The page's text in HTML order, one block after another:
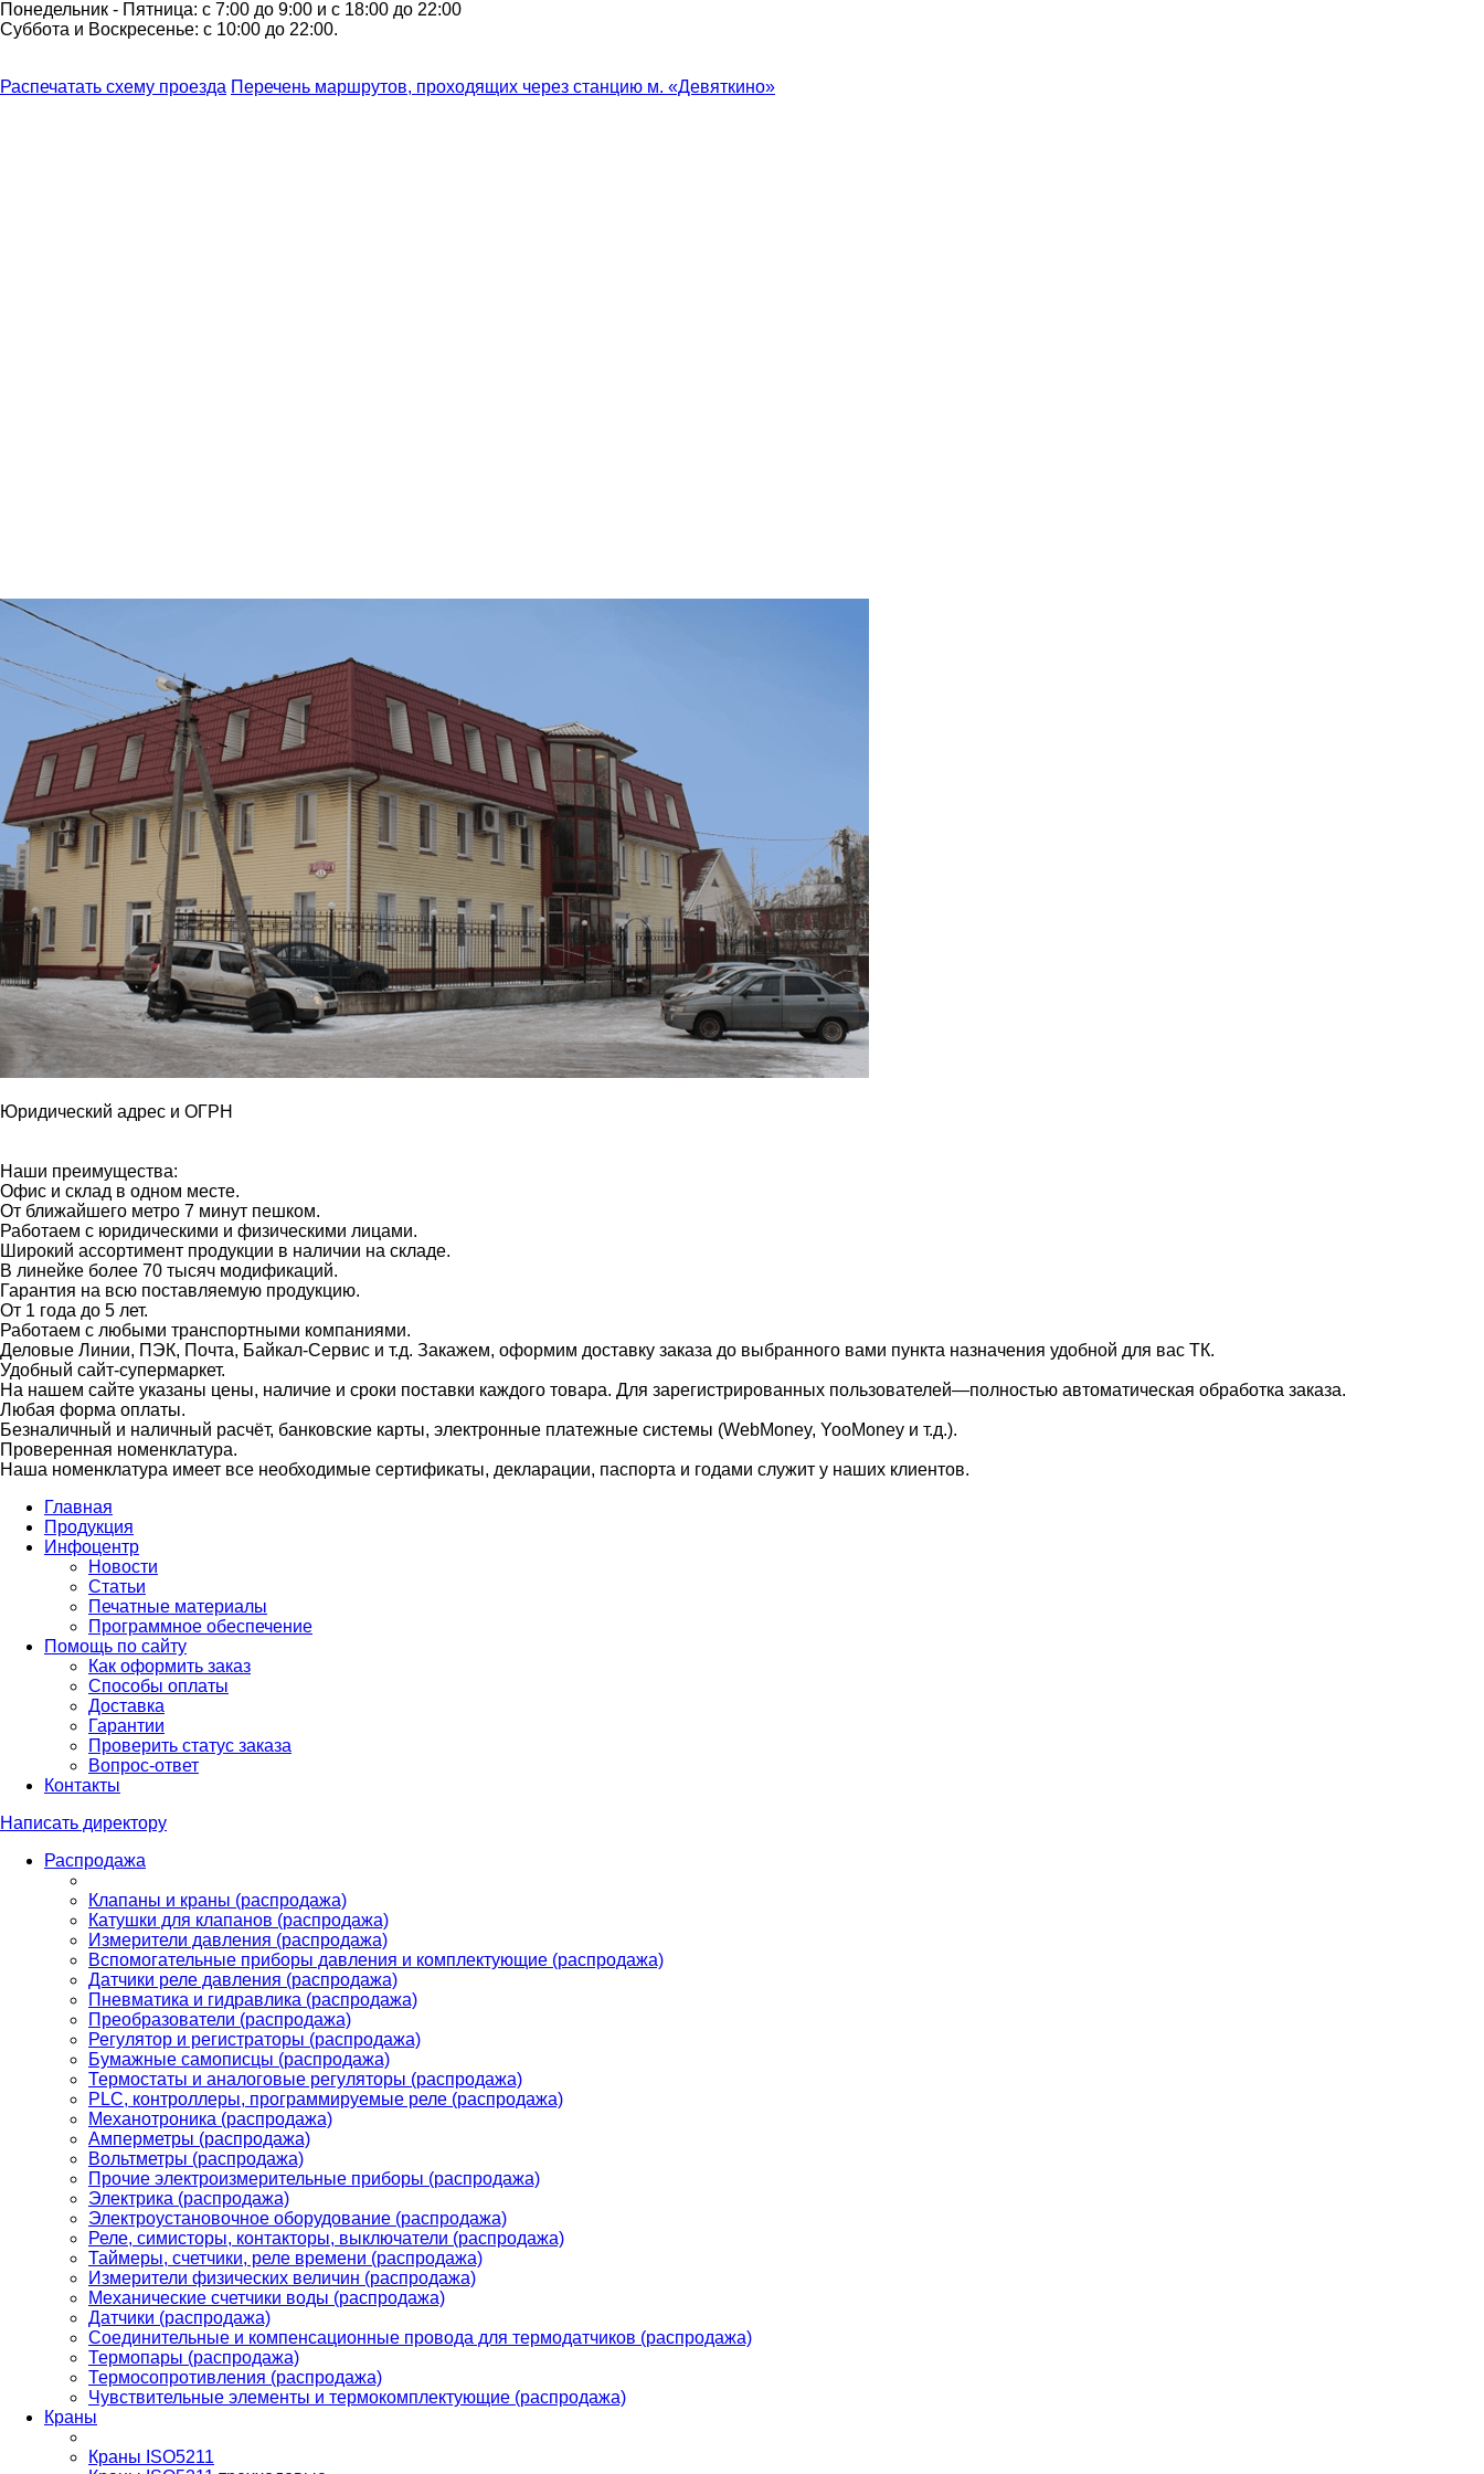
Понедельник - Пятница: с 7:00 до 9:00 и с 18:00 до 22:00
Суббота и Воскресенье: с 10:00 до 22:00.
Распечатать схему проезда Перечень маршрутов, проходящих через станцию м. «Девяткино»
Юридический адрес и ОГРН
Наши преимущества:
Офис и склад в одном месте.
От ближайшего метро 7 минут пешком.
Работаем с юридическими и физическими лицами.
Широкий ассортимент продукции в наличии на складе.
В линейке более 70 тысяч модификаций.
Гарантия на всю поставляемую продукцию.
От 1 года до 5 лет.
Работаем с любыми транспортными компаниями.
Деловые Линии, ПЭК, Почта, Байкал-Сервис и т.д. Закажем, оформим доставку заказа до выбранного вами пункта назначения удобной для вас ТК.
Удобный сайт-супермаркет.
На нашем сайте указаны цены, наличие и сроки поставки каждого товара. Для зарегистрированных пользователей—полностью автоматическая обработка заказа.
Любая форма оплаты.
Безналичный и наличный расчёт, банковские карты, электронные платежные системы (WebMoney, YooMoney и т.д.).
Проверенная номенклатура.
Наша номенклатура имеет все необходимые сертификаты, декларации, паспорта и годами служит у наших клиентов.
Главная
Продукция
Инфоцентр
Новости
Статьи
Печатные материалы
Программное обеспечение
Помощь по сайту
Как оформить заказ
Способы оплаты
Доставка
Гарантии
Проверить статус заказа
Вопрос-ответ
Контакты
Написать директору
Распродажа
Клапаны и краны (распродажа)
Катушки для клапанов (распродажа)
Измерители давления (распродажа)
Вспомогательные приборы давления и комплектующие (распродажа)
Датчики реле давления (распродажа)
Пневматика и гидравлика (распродажа)
Преобразователи (распродажа)
Регулятор и регистраторы (распродажа)
Бумажные самописцы (распродажа)
Термостаты и аналоговые регуляторы (распродажа)
PLС, контроллеры, программируемые реле (распродажа)
Механотроника (распродажа)
Амперметры (распродажа)
Вольтметры (распродажа)
Прочие электроизмерительные приборы (распродажа)
Электрика (распродажа)
Электроустановочное оборудование (распродажа)
Реле, симисторы, контакторы, выключатели (распродажа)
Таймеры, счетчики, реле времени (распродажа)
Измерители физических величин (распродажа)
Механические счетчики воды (распродажа)
Датчики (распродажа)
Соединительные и компенсационные провода для термодатчиков (распродажа)
Термопары (распродажа)
Термосопротивления (распродажа)
Чувствительные элементы и термокомплектующие (распродажа)
Краны
Краны ISO5211